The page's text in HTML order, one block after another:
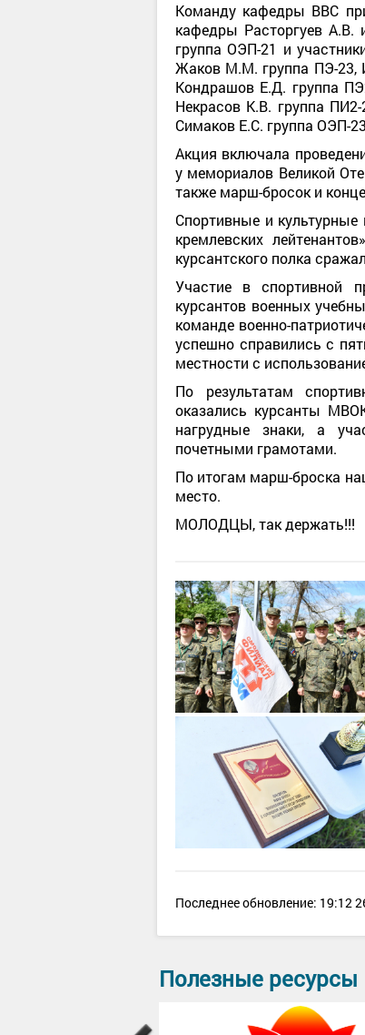
Команду кафедры ВВС
кафедры Расторгуев А.В.
группа ОЭП-21 и
Жаков М.М. группа ПЭ-23,
Кондрашов Е.Д. группа
Некрасов К.В. группа
Симаков Е.С. группа ОЭП-
Акция включала
у мемориалов Великой
также марш-бросок и
Спортивные и
кремлевских
курсантского полка
Участие в спортивной
курсантов военных
команде военно-
успешно справились с
местности с
По результатам
оказались курсанты
нагрудные знаки, а
почетными грамотами.
По итогам марш-броска
место.
МОЛОДЦЫ, так держать!!!
Последнее обновление: 19:12
Полезные ресурсы